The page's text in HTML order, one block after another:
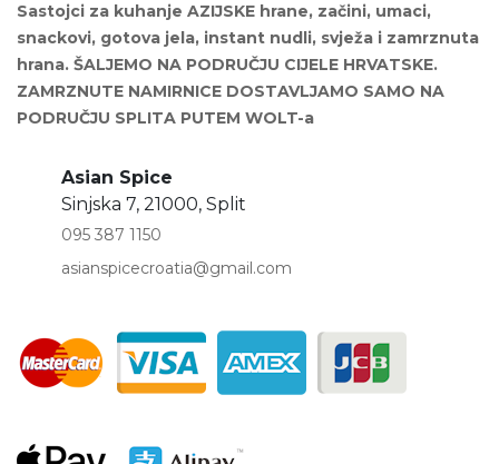
Sastojci za kuhanje AZIJSKE hrane, začini, umaci,
snackovi, gotova jela, instant nudli, svježa i zamrznuta
hrana. ŠALJEMO NA PODRUČJU CIJELE HRVATSKE.
ZAMRZNUTE NAMIRNICE DOSTAVLJAMO SAMO NA
PODRUČJU SPLITA PUTEM WOLT-a
Asian Spice
Sinjska 7, 21000, Split
095 387 1150
asianspicecroatia@gmail.com